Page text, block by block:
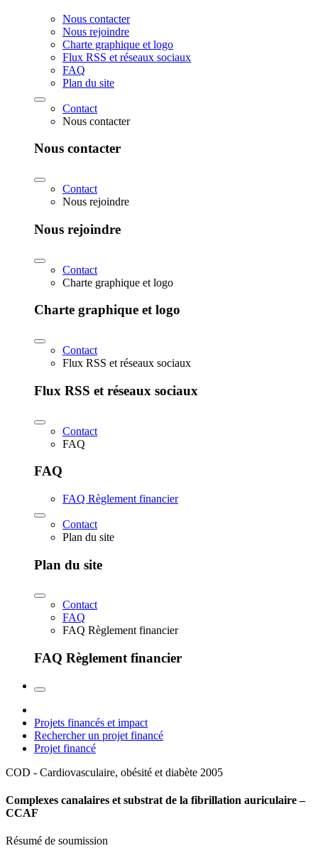
Nous contacter
Nous rejoindre
Charte graphique et logo
Flux RSS et réseaux sociaux
FAQ
Plan du site
Contact
Nous contacter
Nous contacter
Contact
Nous rejoindre
Nous rejoindre
Contact
Charte graphique et logo
Charte graphique et logo
Contact
Flux RSS et réseaux sociaux
Flux RSS et réseaux sociaux
Contact
FAQ
FAQ
FAQ Règlement financier
Contact
Plan du site
Plan du site
Contact
FAQ
FAQ Règlement financier
FAQ Règlement financier
Projets financés et impact
Rechercher un projet financé
Projet financé
COD - Cardiovasculaire, obésité et diabète 2005
Complexes canalaires et substrat de la fibrillation auriculaire –
CCAF
Résumé de soumission